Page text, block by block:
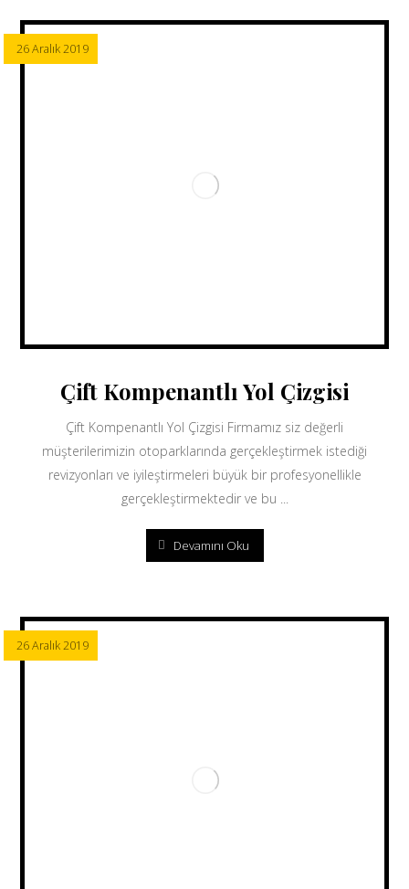
Çift Kompenantlı Yol Çizgisi
26 Aralık 2019
Çift Kompenantlı Yol Çizgisi Firmamız siz değerli
müşterilerimizin otoparklarında gerçekleştirmek istediği
revizyonları ve iyileştirmeleri büyük bir profesyonellikle
gerçekleştirmektedir ve bu ...
Devamını Oku
26 Aralık 2019